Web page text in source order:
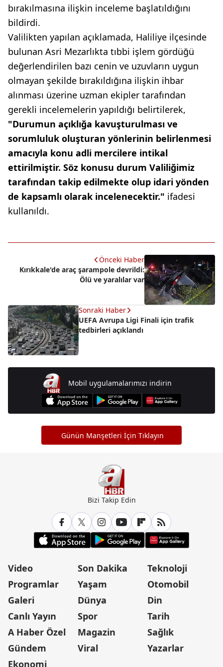
bırakılmasına ilişkin inceleme başlatıldığını
bildirdi.
Valilikten yapılan açıklamada, Haliliye ilçesinde
bulunan Asri Mezarlıkta tıbbi işlem gördüğü
değerlendirilen bazı cenin ve uzuvların uygun
olmayan şekilde bırakıldığına ilişkin ihbar
alınması üzerine uzman ekipler tarafından
gerekli incelemelerin yapıldığı belirtilerek,
"Durumun açıklığa kavuşturulması ve
sorumluluk oluşturan yönlerinin belirlenmesi
amacıyla konu adli mercilere intikal
ettirilmiştir. Söz konusu durum Valiliğimiz
tarafından takip edilmekte olup idari yönden
de kapsamlı olarak incelenecektir." ifadesi
kullanıldı.
Önceki Haber
Kırıkkale'de araç şarampole devrildi:
Ölü ve yaralılar var
Sonraki Haber
UEFA Avrupa Ligi Finali için trafik
tedbirleri açıklandı
Mobil uygulamalarımızı indirin
Günün Manşetleri İçin Tıklayın
Bizi Takip Edin
Video
Programlar
Galeri
Canlı Yayın
A Haber Özel
Gündem
Ekonomi
Son Dakika
Yaşam
Dünya
Spor
Magazin
Viral
Teknoloji
Otomobil
Din
Tarih
Sağlık
Yazarlar